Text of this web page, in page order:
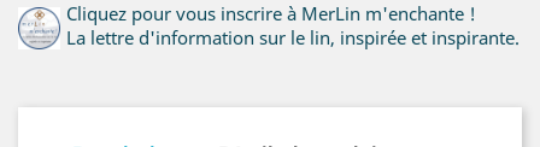
Cliquez pour vous inscrire à MerLin m'enchante !
La lettre d'information sur le lin, inspirée et inspirante.